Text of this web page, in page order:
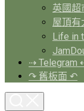
英國超
屋頂有
Life in
⇢ Telegram
↷ 舊板面 ↶